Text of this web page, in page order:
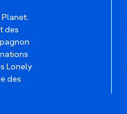
des
Lonely
des